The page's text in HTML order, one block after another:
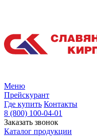
Меню
Прейскурант
Где купить Контакты
8 (800) 100-04-01
Заказать звонок
Каталог продукции